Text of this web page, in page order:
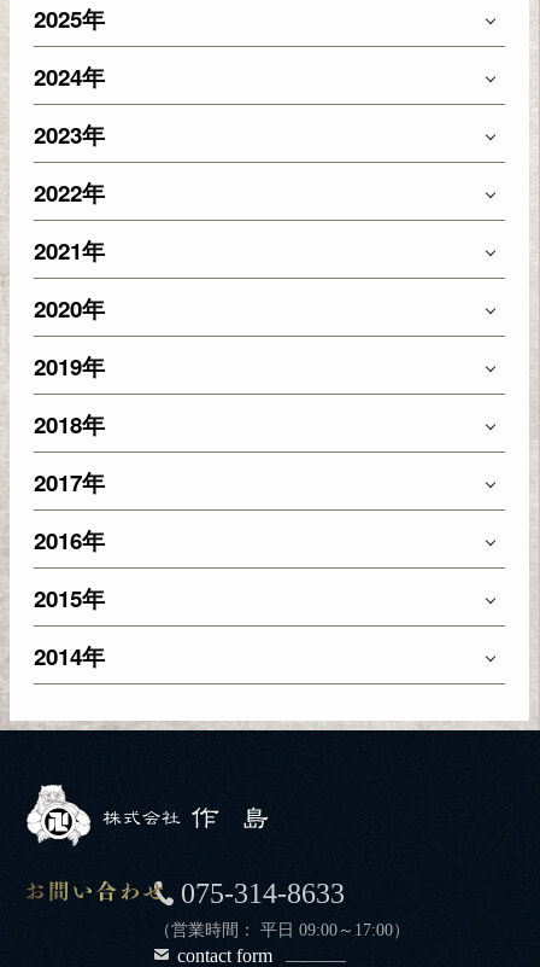
2025年
2024年
2023年
2022年
2021年
2020年
2019年
2018年
2017年
2016年
2015年
2014年
075-314-8633
（営業時間： 平日 09:00～17:00）
contact form